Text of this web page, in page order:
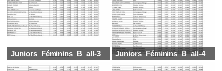
Juniors_Féminins_B_all-3 Juniors_Féminins_B_all-4